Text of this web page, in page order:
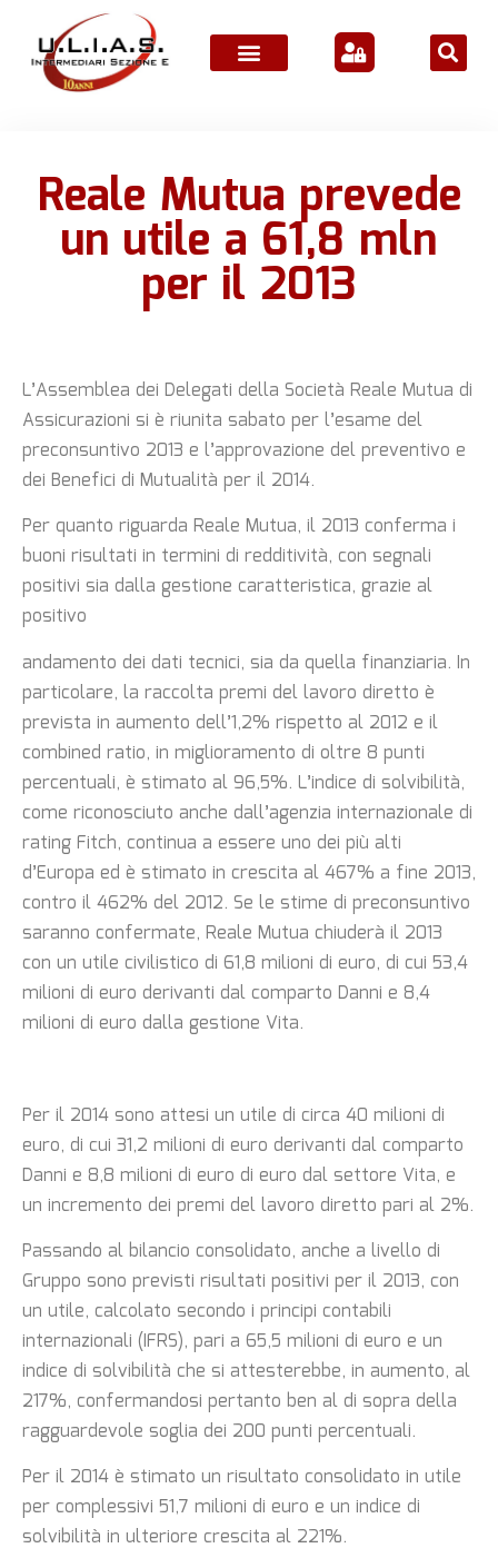
Reale Mutua prevede
un utile a 61,8 mln
per il 2013
L’Assemblea dei Delegati della Società Reale Mutua di
Assicurazioni si è riunita sabato per l’esame del
preconsuntivo 2013 e l’approvazione del preventivo e
dei Benefici di Mutualità per il 2014.
Per quanto riguarda Reale Mutua, il 2013 conferma i
buoni risultati in termini di redditività, con segnali
positivi sia dalla gestione caratteristica, grazie al
positivo
andamento dei dati tecnici, sia da quella finanziaria. In
particolare, la raccolta premi del lavoro diretto è
prevista in aumento dell’1,2% rispetto al 2012 e il
combined ratio, in miglioramento di oltre 8 punti
percentuali, è stimato al 96,5%. L’indice di solvibilità,
come riconosciuto anche dall’agenzia internazionale di
rating Fitch, continua a essere uno dei più alti
d’Europa ed è stimato in crescita al 467% a fine 2013,
contro il 462% del 2012. Se le stime di preconsuntivo
saranno confermate, Reale Mutua chiuderà il 2013
con un utile civilistico di 61,8 milioni di euro, di cui 53,4
milioni di euro derivanti dal comparto Danni e 8,4
milioni di euro dalla gestione Vita.
Per il 2014 sono attesi un utile di circa 40 milioni di
euro, di cui 31,2 milioni di euro derivanti dal comparto
Danni e 8,8 milioni di euro di euro dal settore Vita, e
un incremento dei premi del lavoro diretto pari al 2%.
Passando al bilancio consolidato, anche a livello di
Gruppo sono previsti risultati positivi per il 2013, con
un utile, calcolato secondo i principi contabili
internazionali (IFRS), pari a 65,5 milioni di euro e un
indice di solvibilità che si attesterebbe, in aumento, al
217%, confermandosi pertanto ben al di sopra della
ragguardevole soglia dei 200 punti percentuali.
Per il 2014 è stimato un risultato consolidato in utile
per complessivi 51,7 milioni di euro e un indice di
solvibilità in ulteriore crescita al 221%.